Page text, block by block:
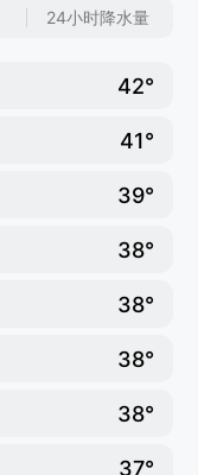
24小时降水量
42°
41°
39°
38°
38°
38°
38°
37°